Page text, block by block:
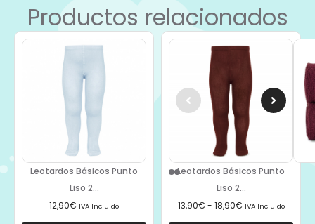
Productos relacionados
Leotardos Básicos Punto
Liso 2...
12,90€ IVA Incluido
Leotardos Básicos Punto
Liso 2...
13,90€ - 18,90€ IVA Incluido